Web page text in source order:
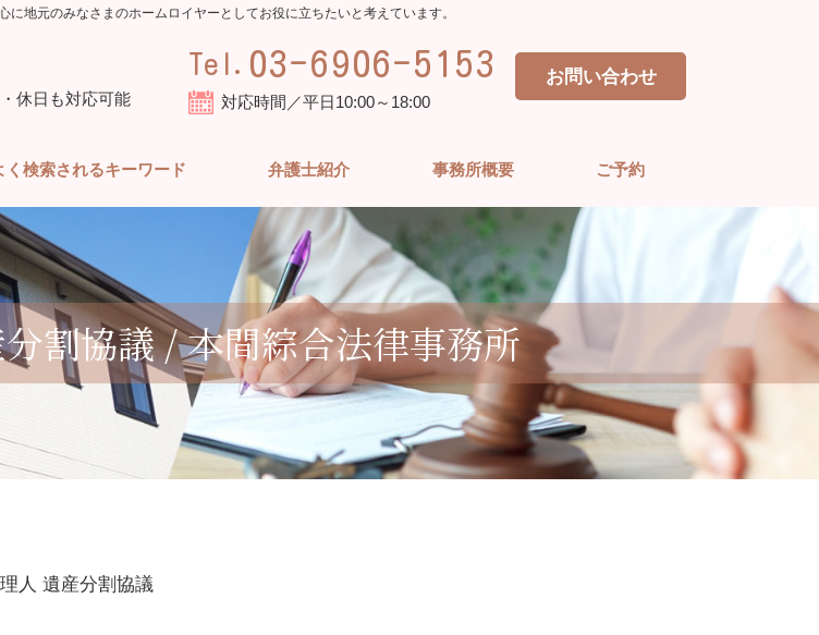
割協議 / 本間綜合法律事務所
地元のみなさまのホームロイヤーとしてお役に立ちたいと考えています。
休日も対応可能
Tel. 03-6906-5153
対応時間／平日10:00～18:00
お問い合わせ
く検索されるキーワード 弁護士紹介 事務所概要 ご予約
人 遺産分割協議